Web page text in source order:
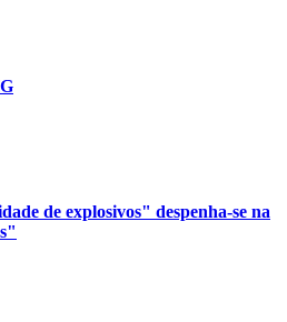
de explosivos" despenha-se na